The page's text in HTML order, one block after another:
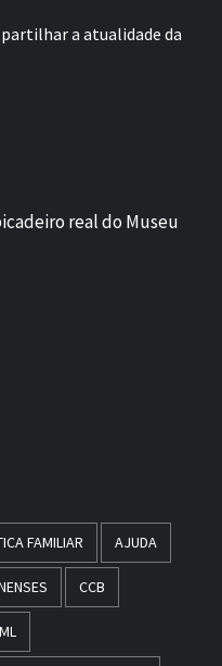
a atualidade da
real do Museu
FAMILIAR AJUDA
CCB